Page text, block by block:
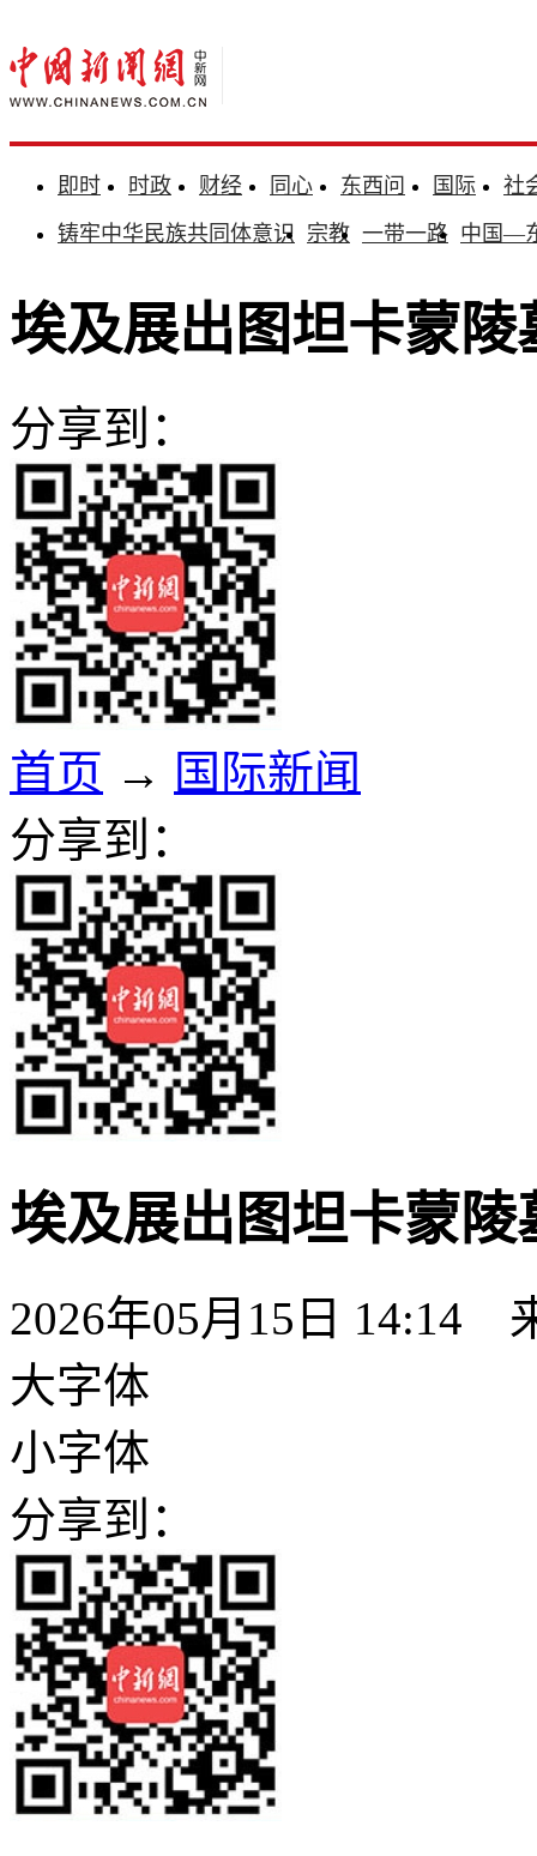
即时 时政 财经 同心 东西问 国际
社
铸牢中华民族共同体意识 宗教 一带一路 中国—
埃及展出图坦卡蒙
分享到：
首页 → 国际新闻
分享到：
埃及展出图坦卡蒙
2026年05月15日 14:14
大字体
小字体
分享到：